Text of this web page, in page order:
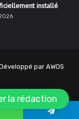
installé
par AWOS
la rédaction